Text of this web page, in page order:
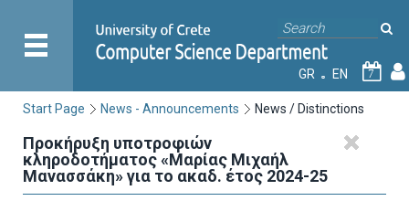
GR EN 7
Start Page News - Announcements News / Distinctions
Προκήρυξη υποτροφιών
κληροδοτήματος «Μαρίας Μιχαήλ
Μανασσάκη» για το ακαδ. έτος 2024-25